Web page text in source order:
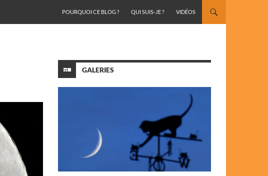
POURQUOI CE BLOG ?
QUI SUIS-JE ? VIDÉOS
GALERIES